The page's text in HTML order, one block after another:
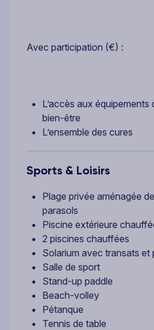
Avec participation (€) :
L’accès aux équipements
bien-être
L’ensemble des cures
Sports & Loisirs
Plage privée aménagée
parasols
Piscine extérieure
2 piscines chauffées
Solarium avec transats et
Salle de sport
Stand-up paddle
Beach-volley
Pétanque
Tennis de table